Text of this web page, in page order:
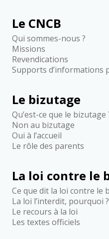
Le CNCB
Qui sommes-nous ?
Missions
Revendications
Supports d’informations
Le bizutage
Qu’est-ce que le bizutage
Non au bizutage
Oui à l’accueil
Le rôle des parents
La loi contre le
Ce que dit la loi contre le
La loi l’interdit, pourquoi ?
Le recours à la loi
Les textes officiels